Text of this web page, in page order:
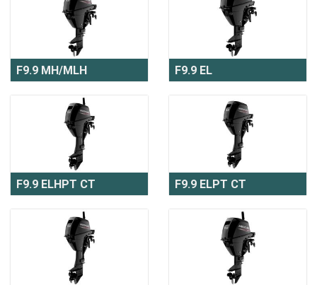
F9.9 MH/MLH F9.9 EL
F9.9 ELHPT CT F9.9 ELPT CT